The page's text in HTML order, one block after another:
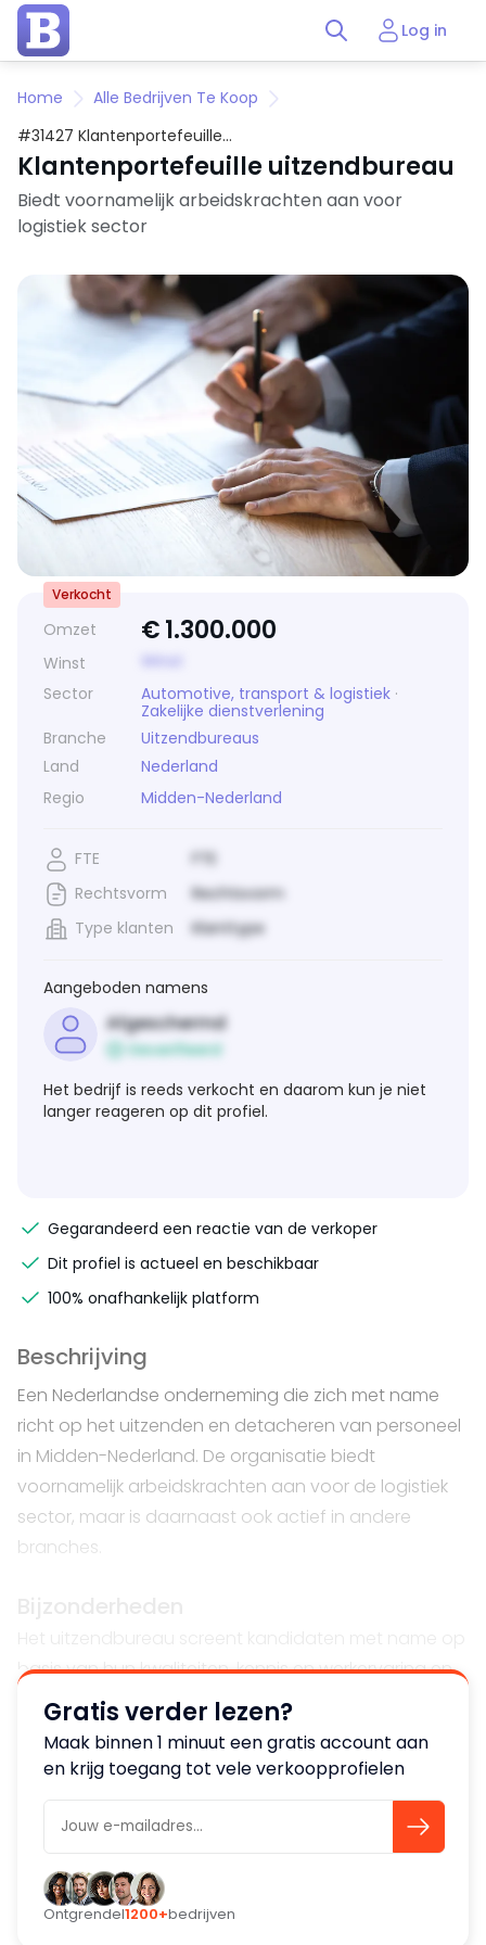
Log in
Home
Alle Bedrijven Te Koop
#31427 Klantenportefeuille
uitzendbureau
Klantenportefeuille uitzendbureau
Biedt voornamelijk arbeidskrachten aan voor
logistiek sector
Omzet €1.300.000
Winst
Sector
Automotive, transport & logistiek ·
Zakelijke dienstverlening
Branche
Uitzendbureaus
Land
Nederland
Regio
Midden-Nederland
Verkocht
FTE
FTE
Rechtsvorm
Rechtsvorm
Type klanten
Klanttype
Aangeboden namens
Afgeschermd
Geverifieerd
Het bedrijf is reeds verkocht en daarom kun je niet
langer reageren op dit profiel.
Gegarandeerd een reactie van de verkoper
Dit profiel is actueel en beschikbaar
100% onafhankelijk platform
Beschrijving
Een Nederlandse onderneming die zich met name
richt op het uitzenden en detacheren van personeel
in Midden-Nederland. De organisatie biedt
voornamelijk arbeidskrachten aan voor de logistiek
sector, maar is daarnaast ook actief in andere
branches.
basis van hun kwaliteiten, kennis en werkervaring en
niet op hun afkomst, leeftijd en geslacht .
Personeel
overname aangeboden, waarbij ook het reeds
gedetacheerde personeel meegenomen kunnen
worden. Deze hoeven dus niet geworven c.q.
opnieuw benaderd te gaan worden.
Gratis verder lezen?
Maak binnen 1 minuut een gratis account aan
en krijg toegang tot vele verkoopprofielen
Ontgrendel1200+bedrijven